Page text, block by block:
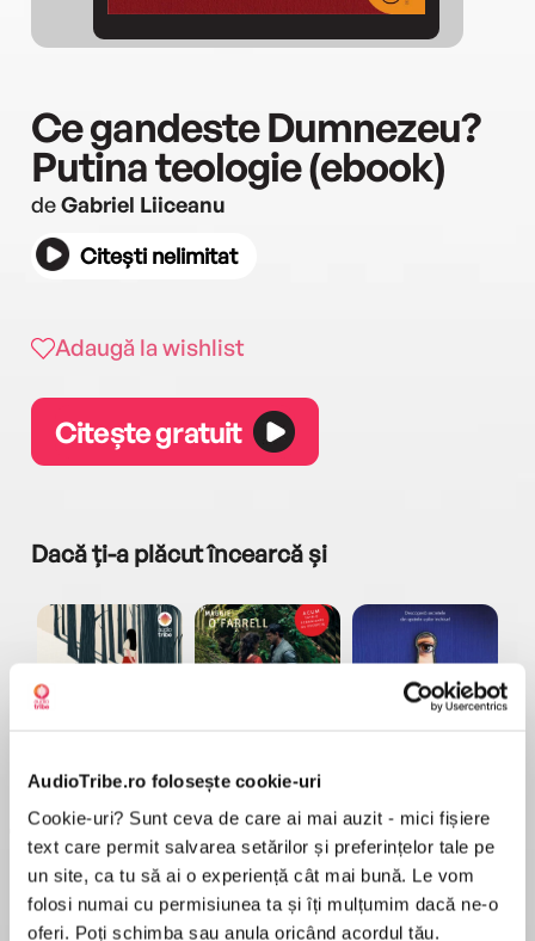
AudioTribe.ro folosește cookie-uri
Cookie-uri? Sunt ceva de care ai mai auzit - mici fișiere
text care permit salvarea setărilor și preferințelor tale pe
un site, ca tu să ai o experiență cât mai bună. Le vom
folosi numai cu permisiunea ta și îți mulțumim dacă ne-o
oferi. Poți schimba sau anula oricând acordul tău.
Ce gandeste Dumnezeu?
Putina teologie (ebook)
deGabriel Liiceanu
Citești nelimitat
Adaugă la wishlist
Citește gratuit
Dacă ți-a plăcut încearcă și
Haruki Murakami Maggie O'Farrell